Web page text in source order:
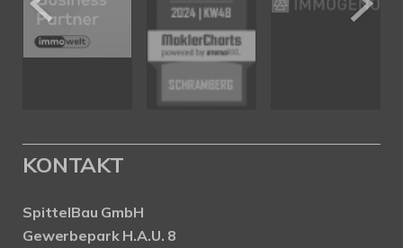
KONTAKT
SpittelBau GmbH
Gewerbepark H.A.U. 8